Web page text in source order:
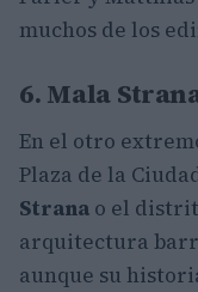
muchos de los
6. Mala
En el otro
Plaza de la
Strana o el
arquitectura
aunque su